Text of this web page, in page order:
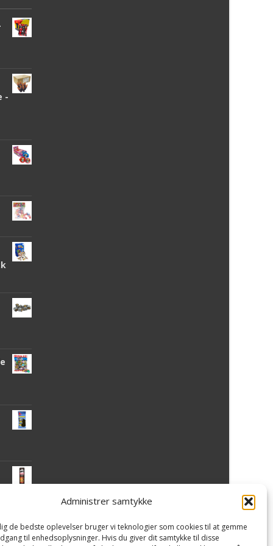
Administrer samtykke
de bedste oplevelser bruger vi teknologier som cookies til at gemme
til enhedsoplysninger. Hvis du giver dit samtykke til disse
-